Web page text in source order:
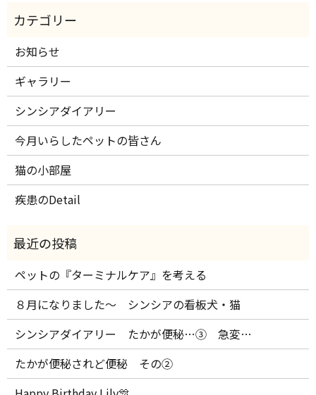
お知らせ
ギャラリー
シンシアダイアリー
今月いらしたペットの皆さん
猫の小部屋
疾患のDetail
ペットの『ターミナルケア』を考える
８月になりました～ シンシアの看板犬・猫
シンシアダイアリー たかが便秘…③ 急変…
たかが便秘されど便秘 その②